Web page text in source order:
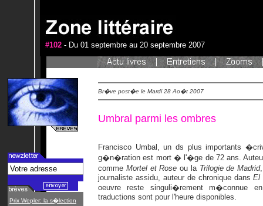
#102 - Du 01 septembre au 20 septembre 2007
Prix Wepler: la s�lection
Br�ve post�e le Mardi 28 Ao�t 2007
Umbral parmi les ombres
Francisco Umbal, un ds plus importants
g�n�ration est mort � l'�ge de 72 ans.
comme Mortel et Rose ou la Trilogie de Madrid
journaliste assidu, auteur de chronique dansEl
oeuvre reste singuli�rement m�connue
traductions sont pour l'heure disponibles.